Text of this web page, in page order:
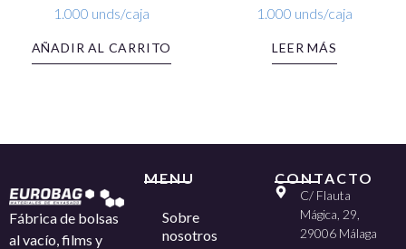
1.000 unds/caja
AÑADIR AL CARRITO
1.000 unds/caja
LEER MÁS
Fábrica de bolsas
al vacío, films y
MENU
Sobre
nosotros
CONTACTO
C/ Flauta
Mágica, 29,
29006 Málaga